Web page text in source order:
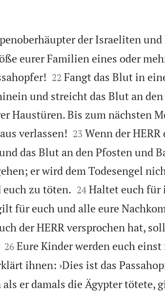
der Israeliten
eurer Familien eines oder

22 Fangt das Blut in
und streicht das Blut an
Haustüren. Bis zum nächsten
verlassen!
23 Wenn der
das Blut an den Pfosten und
er wird dem Todesengel
zu töten.
24 Haltet euch für
für euch und alle eure
der HERR versprochen hat,

26 Eure Kinder werden euch einst
ihnen: ›Dies ist das
er damals die Ägypter tötete,